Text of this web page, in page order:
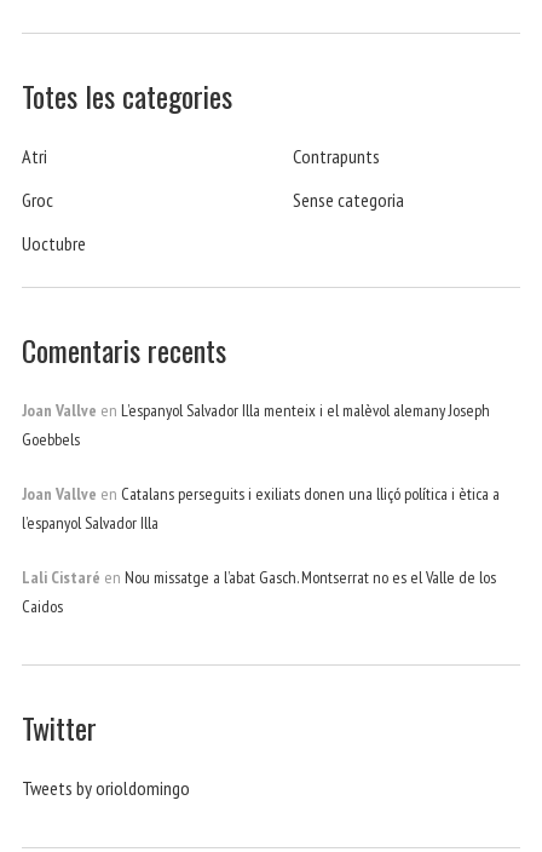
Totes les categories
Atri
Contrapunts
Groc
Sense categoria
Uoctubre
Comentaris recents
Joan Vallve en L’espanyol Salvador Illa menteix i el malèvol alemany Joseph
Goebbels
Joan Vallve en Catalans perseguits i exiliats donen una lliçó política i ètica a
l’espanyol Salvador Illa
Lali Cistaré en Nou missatge a l’abat Gasch. Montserrat no es el Valle de los
Caidos
Twitter
Tweets by orioldomingo